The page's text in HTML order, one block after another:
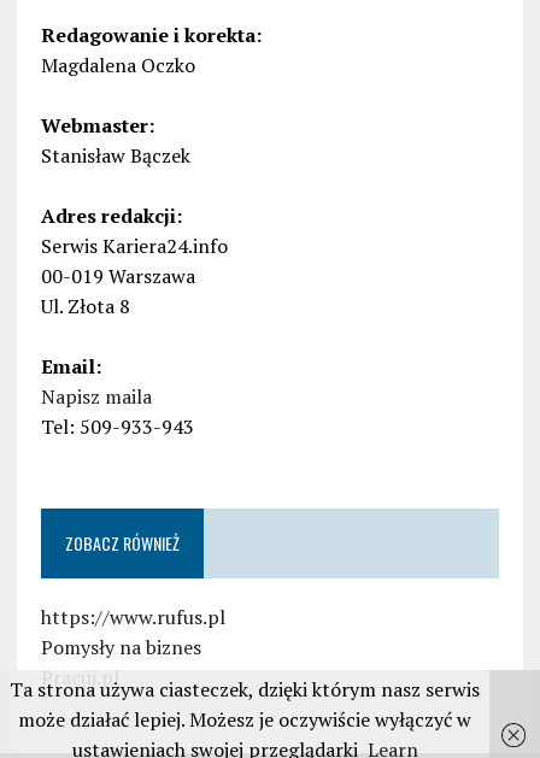
Redagowanie i korekta:
Magdalena Oczko
Webmaster:
Stanisław Bączek
Adres redakcji:
Serwis Kariera24.info
00-019 Warszawa
Ul. Złota 8
Email:
Napisz maila
Tel: 509-933-943
ZOBACZ RÓWNIEŻ
https://www.rufus.pl
Pomysły na biznes
Pracuj.pl
Ta strona używa ciasteczek, dzięki którym nasz serwis
może działać lepiej. Możesz je oczywiście wyłączyć w
ustawieniach swojej przeglądarki Learn